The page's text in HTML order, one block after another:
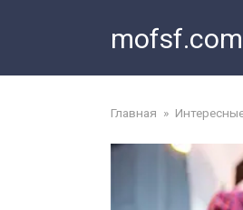
mofsf.com
Главная »